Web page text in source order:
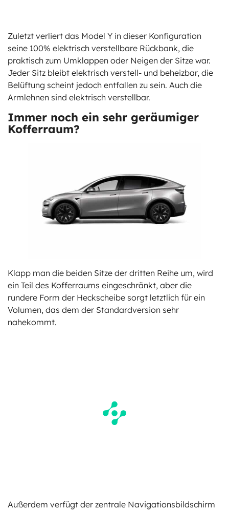
Zuletzt verliert das Model Y in dieser Konfiguration
seine 100% elektrisch verstellbare Rückbank, die
praktisch zum Umklappen oder Neigen der Sitze war.
Jeder Sitz bleibt elektrisch verstell- und beheizbar, die
Belüftung scheint jedoch entfallen zu sein. Auch die
Armlehnen sind elektrisch verstellbar.
Immer noch ein sehr geräumiger
Kofferraum?
Klapp man die beiden Sitze der dritten Reihe um, wird
ein Teil des Kofferraums eingeschränkt, aber die
rundere Form der Heckscheibe sorgt letztlich für ein
Volumen, das dem der Standardversion sehr
nahekommt.
Außerdem verfügt der zentrale Navigationsbildschirm